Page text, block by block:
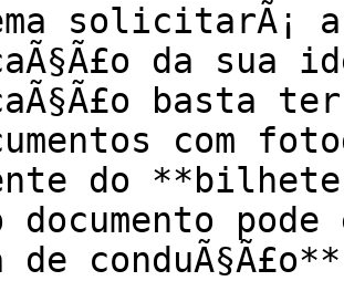
solicitarÃ¡
da sua
basta
com
do
documento